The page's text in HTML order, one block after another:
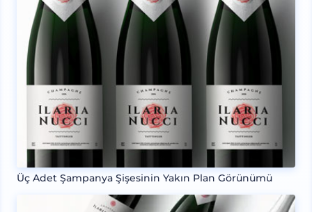
Üç Adet Şampanya Şişesinin Yakın Plan Görünümü